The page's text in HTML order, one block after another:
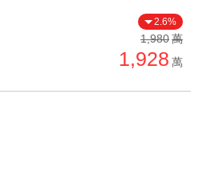
2.6%
1,980萬
1,928 萬